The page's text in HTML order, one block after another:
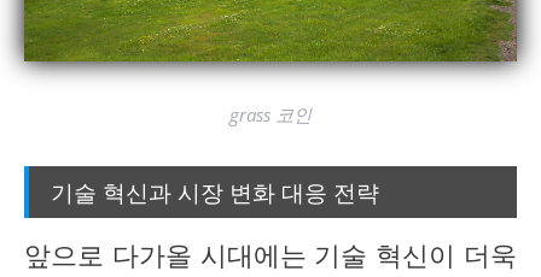
grass 코인
기술 혁신과 시장 변화 대응 전략
앞으로 다가올 시대에는 기술 혁신이 더욱